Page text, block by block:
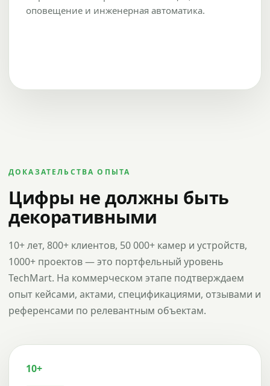
оповещение и инженерная автоматика.
ДОКАЗАТЕЛЬСТВА ОПЫТА
Цифры не должны быть
декоративными
10+ лет, 800+ клиентов, 50 000+ камер и устройств,
1000+ проектов — это портфельный уровень
TechMart. На коммерческом этапе подтверждаем
опыт кейсами, актами, спецификациями, отзывами и
референсами по релевантным объектам.
10+